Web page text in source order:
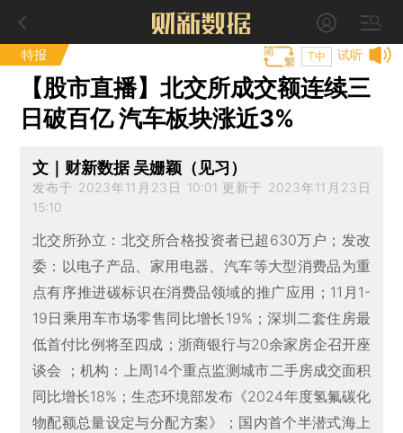
特报 试听
T中
【股市直播】北交所成交额连续三
日破百亿 汽车板块涨近3%
文｜财新数据 吴姗颖（见习）
发布于 2023年11月23日 10:01 更新于 2023年11月23日
15:10
北交所孙立：北交所合格投资者已超630万户；发改
委：以电子产品、家用电器、汽车等大型消费品为重
点有序推进碳标识在消费品领域的推广应用；11月1-
19日乘用车市场零售同比增长19%；深圳二套住房最
低首付比例将至四成；浙商银行与20余家房企召开座
谈会 ；机构：上周14个重点监测城市二手房成交面积
同比增长18%；生态环境部发布《2024年度氢氟碳化
物配额总量设定与分配方案》；国内首个半潜式海上